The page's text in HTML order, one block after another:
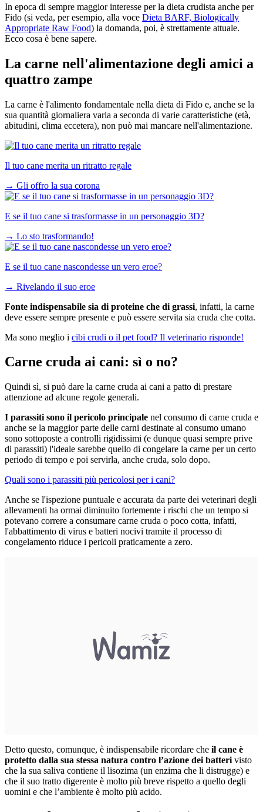
In epoca di sempre maggior interesse per la dieta crudista anche per
Fido (si veda, per esempio, alla voce Dieta BARF, Biologically
Appropriate Raw Food) la domanda, poi, è strettamente attuale.
Ecco cosa è bene sapere.
La carne nell'alimentazione degli amici a
quattro zampe
La carne è l'alimento fondamentale nella dieta di Fido e, anche se la
sua quantità giornaliera varia a seconda di varie caratteristiche (età,
abitudini, clima eccetera), non può mai mancare nell'alimentazione.
Il tuo cane merita un ritratto regale
→ Gli offro la sua corona
E se il tuo cane si trasformasse in un personaggio 3D?
→ Lo sto trasformando!
E se il tuo cane nascondesse un vero eroe?
→ Rivelando il suo eroe
Fonte indispensabile sia di proteine che di grassi, infatti, la carne
deve essere sempre presente e può essere servita sia cruda che cotta.
Ma sono meglio i cibi crudi o il pet food? Il veterinario risponde!
Carne cruda ai cani: sì o no?
Quindi sì, si può dare la carne cruda ai cani a patto di prestare
attenzione ad alcune regole generali.
I parassiti sono il pericolo principale nel consumo di carne cruda e
anche se la maggior parte delle carni destinate al consumo umano
sono sottoposte a controlli rigidissimi (e dunque quasi sempre prive
di parassiti) l'ideale sarebbe quello di congelare la carne per un certo
periodo di tempo e poi servirla, anche cruda, solo dopo.
Quali sono i parassiti più pericolosi per i cani?
Anche se l'ispezione puntuale e accurata da parte dei veterinari degli
allevamenti ha ormai diminuito fortemente i rischi che un tempo si
potevano correre a consumare carne cruda o poco cotta, infatti,
l'abbattimento di virus e batteri nocivi tramite il processo di
congelamento riduce i pericoli praticamente a zero.
Detto questo, comunque, è indispensabile ricordare che il cane è
protetto dalla sua stessa natura contro l’azione dei batteri visto
che la sua saliva contiene il lisozima (un enzima che li distrugge) e
che il suo tratto digerente è molto più breve rispetto a quello degli
uomini e che l’ambiente è molto più acido.